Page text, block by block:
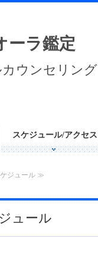
ーラ鑑定
ウンセリング
スケジュール/アクセス
ジュール ≫
ュール